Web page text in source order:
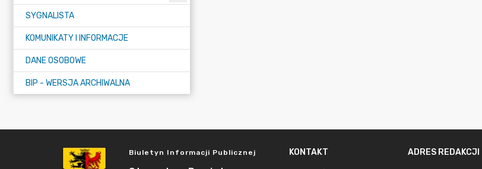
SYGNALISTA
KOMUNIKATY I INFORMACJE
DANE OSOBOWE
BIP - WERSJA ARCHIWALNA
Biuletyn Informacji Publicznej KONTAKT ADRES REDAKCJI